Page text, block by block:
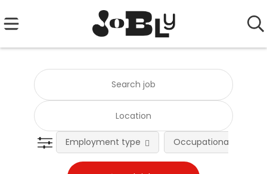
Employment type Occupational fields